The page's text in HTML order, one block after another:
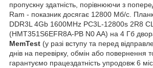
пропускну здатність, порівнюючи з
Ram - показник досягає 12800 Мб/с.
DDR3L 4Gb 1600MHz PC3L-12800s 2R8
(HMT351S6EFR8A-PB N0 AA) на 4 Гб
MemTest (у разі вступу та перед
днів на перевірку, обмін або повернення
гарантуємо працездатність упродовж 6